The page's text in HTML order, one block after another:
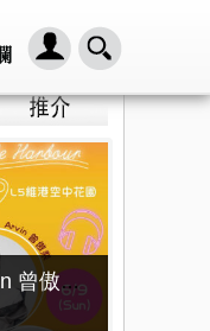
Winka @ COLLAR｜Arvin 曾傲棐｜Dark 黃明德｜表妹 Ｍona 8月29日起登陸L5維港空中花園 | wwwtc mall 首度呈獻「Music Wave By The Harbo